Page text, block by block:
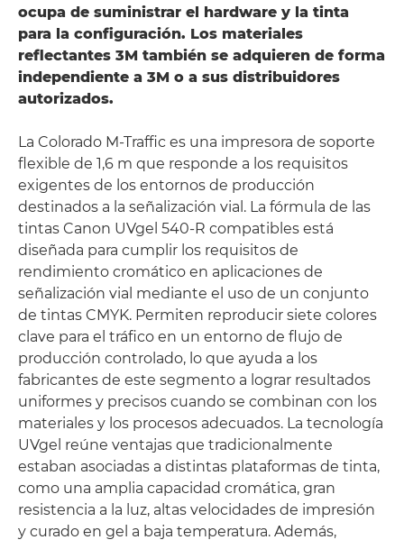
ocupa de suministrar el hardware y la tinta
para la configuración. Los materiales
reflectantes 3M también se adquieren de forma
independiente a 3M o a sus distribuidores
autorizados.
La Colorado M-Traffic es una impresora de soporte
flexible de 1,6 m que responde a los requisitos
exigentes de los entornos de producción
destinados a la señalización vial. La fórmula de las
tintas Canon UVgel 540-R compatibles está
diseñada para cumplir los requisitos de
rendimiento cromático en aplicaciones de
señalización vial mediante el uso de un conjunto
de tintas CMYK. Permiten reproducir siete colores
clave para el tráfico en un entorno de flujo de
producción controlado, lo que ayuda a los
fabricantes de este segmento a lograr resultados
uniformes y precisos cuando se combinan con los
materiales y los procesos adecuados. La tecnología
UVgel reúne ventajas que tradicionalmente
estaban asociadas a distintas plataformas de tinta,
como una amplia capacidad cromática, gran
resistencia a la luz, altas velocidades de impresión
y curado en gel a baja temperatura. Además,